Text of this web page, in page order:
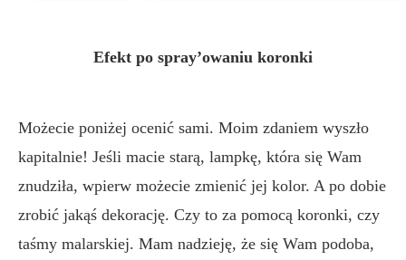
Efekt po spray’owaniu koronki
Możecie poniżej ocenić sami. Moim zdaniem wyszło
kapitalnie! Jeśli macie starą, lampkę, która się Wam
znudziła, wpierw możecie zmienić jej kolor. A po dobie
zrobić jakąś dekorację. Czy to za pomocą koronki, czy
taśmy malarskiej. Mam nadzieję, że się Wam podoba,